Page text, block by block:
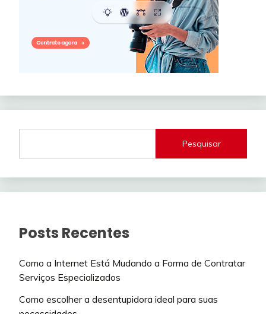
Pesquisar
Posts Recentes
Como a Internet Está Mudando a Forma de Contratar
Serviços Especializados
Como escolher a desentupidora ideal para suas